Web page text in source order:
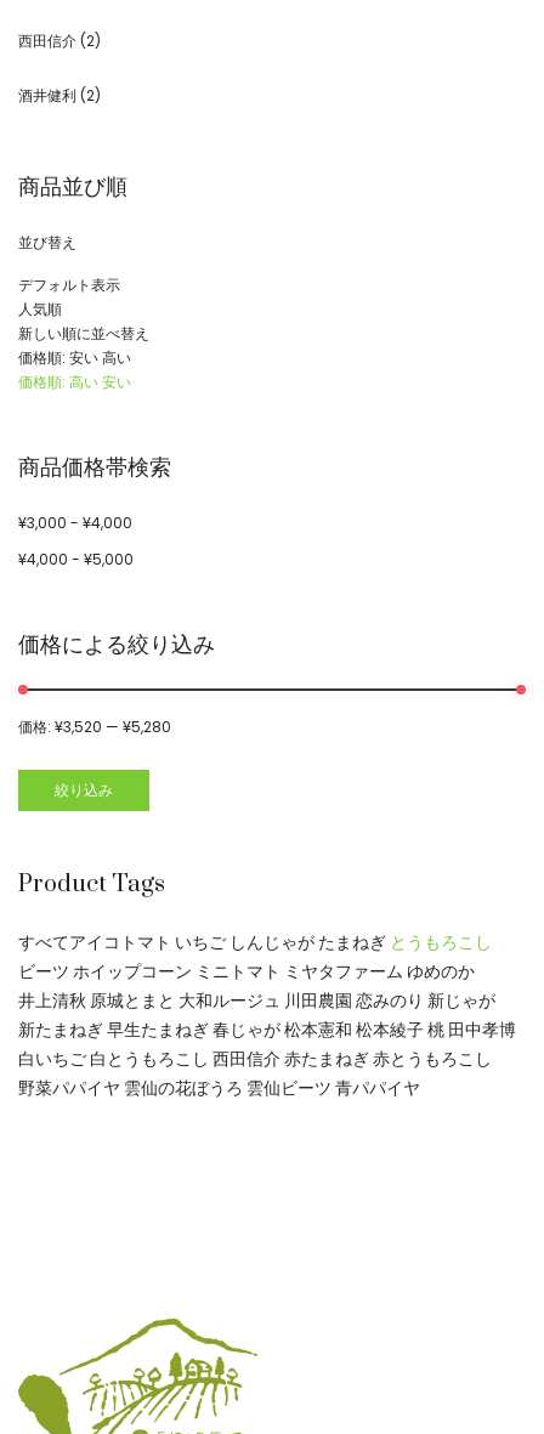
西田信介 (2)
酒井健利 (2)
商品並び順
並び替え
デフォルト表示
人気順
新しい順に並べ替え
価格順: 安い 高い
価格順: 高い 安い
商品価格帯検索
¥3,000 - ¥4,000
¥4,000 - ¥5,000
価格による絞り込み
絞り込み
価格: ¥3,520 — ¥5,280
Product Tags
すべてアイコトマト いちご しんじゃが たまねぎ とうもろこし
ビーツ ホイップコーン ミニトマト ミヤタファーム ゆめのか
井上清秋原城とまと 大和ルージュ 川田農園 恋みのり 新じゃが
新たまねぎ早生たまねぎ春じゃが松本憲和 松本綾子桃 田中孝博
白いちご 白とうもろこし 西田信介 赤たまねぎ赤とうもろこし
野菜パパイヤ 雲仙の花ぼうろ 雲仙ビーツ 青パパイヤ